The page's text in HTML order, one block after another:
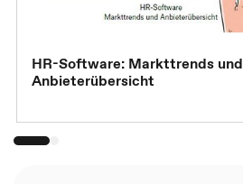
HR-Software: Markttrends und
Anbieterübersicht